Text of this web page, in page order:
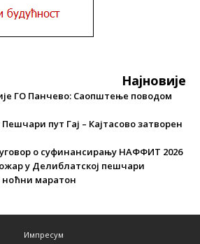
Најновије
ГО Панчево: Саопштење поводом
пут Гај – Кајтасово затворен
о суфинансирању НАФФИТ 2026
у Делиблатској пешчари
маратон
Импресум